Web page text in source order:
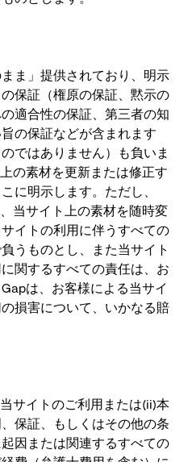
ま」提供されており、明示
保証（権原の保証、黙示の
適合性の保証、第三者の知
の保証などが含まれます
ではありません）も負いま
の素材を更新または修正す
に明示します。ただし、
当サイト上の素材を随時変
イトの利用に伴うすべての
うものとし、また当サイト
関するすべての責任は、お
は、お客様による当サイ
損害について、いかなる賠
サイトのご利用または(ii)本
保証、もしくはその他の条
因または関連するすべての